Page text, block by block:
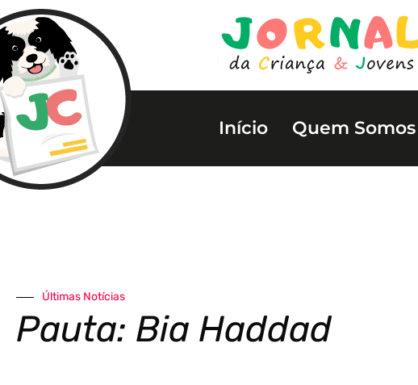
Início Quem Somos
Últimas Notícias
Pauta: Bia Haddad